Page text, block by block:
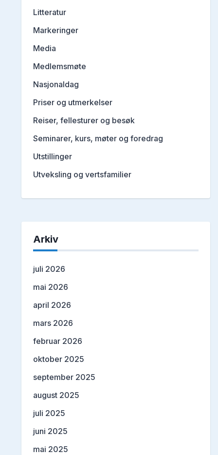
Litteratur
Markeringer
Media
Medlemsmøte
Nasjonaldag
Priser og utmerkelser
Reiser, fellesturer og besøk
Seminarer, kurs, møter og foredrag
Utstillinger
Utveksling og vertsfamilier
Arkiv
juli 2026
mai 2026
april 2026
mars 2026
februar 2026
oktober 2025
september 2025
august 2025
juli 2025
juni 2025
mai 2025